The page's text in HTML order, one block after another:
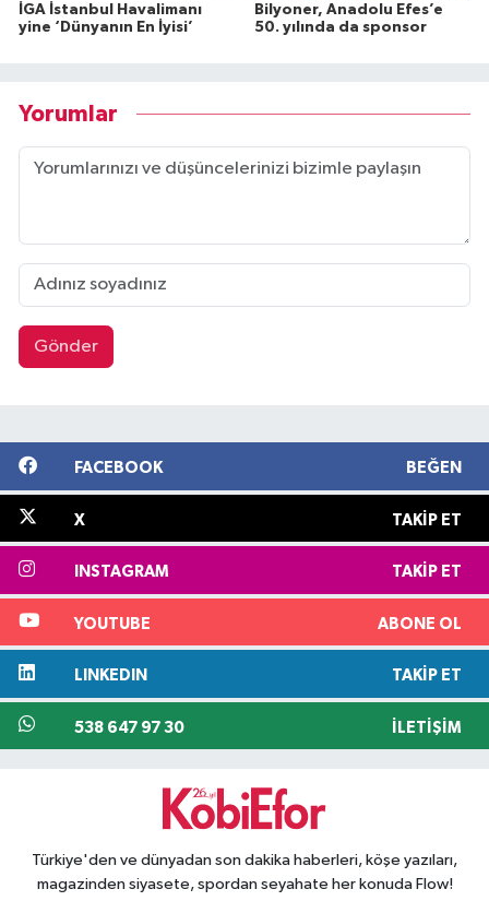
İGA İstanbul Havalimanı
yine ‘Dünyanın En İyisi’
Bilyoner, Anadolu Efes’e
50. yılında da sponsor
Yorumlar
Gönder
FACEBOOK BEĞEN
X TAKIP ET
INSTAGRAM TAKIP ET
YOUTUBE ABONE OL
LINKEDIN TAKIP ET
538 647 97 30 İLETIŞIM
Türkiye'den ve dünyadan son dakika haberleri, köşe yazıları,
magazinden siyasete, spordan seyahate her konuda Flow!